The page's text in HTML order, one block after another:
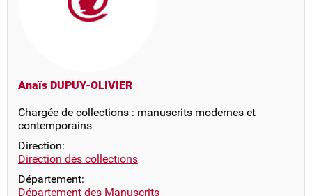
Anaïs DUPUY-OLIVIER
Chargée de collections : manuscrits modernes et
contemporains
Direction:
Direction des collections
Département:
Département des Manuscrits